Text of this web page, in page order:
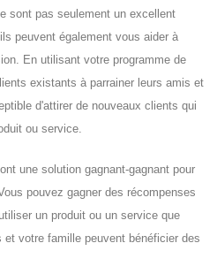
sont pas seulement un excellent
peuvent également vous aider à
En utilisant votre programme de
existants à parrainer leurs amis et
d'attirer de nouveaux clients qui
ou service.
une solution gagnant-gagnant pour
pouvez gagner des récompenses
un produit ou un service que
votre famille peuvent bénéficier des